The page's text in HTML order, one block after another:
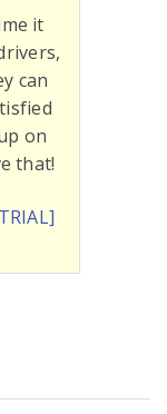
it
can
on
that!